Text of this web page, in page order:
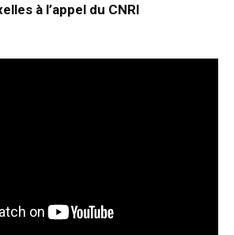
à l’appel du CNRI